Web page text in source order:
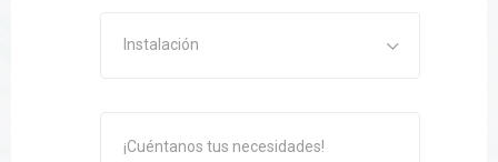
Instalación